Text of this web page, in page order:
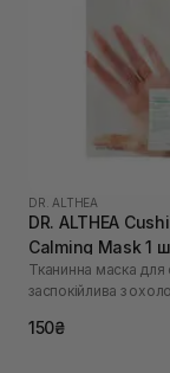
DR. ALTHEA
DR. ALTHEA
Calming Mask 1
Тканинна маска для
заспокійлива з
150₴